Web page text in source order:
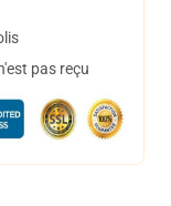
pas reçu